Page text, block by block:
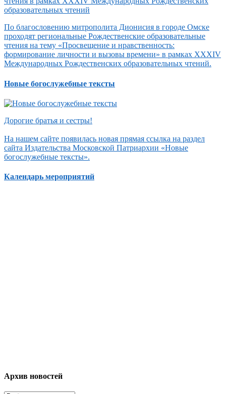
По благословению митрополита Дионисия в городе Омске
проходят региональные Рождественские образовательные
чтения на тему «Просвещение и нравственность:
формирование личности и вызовы времени» в рамках XXXIV
Международных Рождественских образовательных чтений.
Новые богослужебные тексты
Дорогие братья и сестры!
На нашем сайте появилась новая прямая ссылка на раздел
сайта Издательства Московской Патриархии «Новые
богослужебные тексты».
Календарь мероприятий
Архив новостей